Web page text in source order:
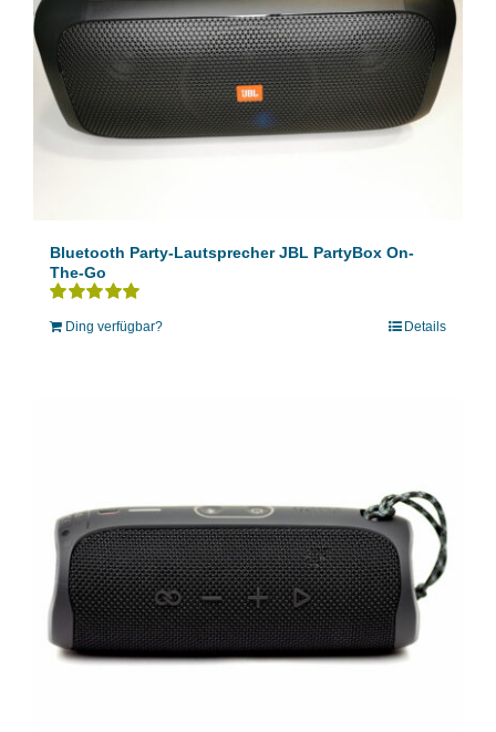
Bluetooth Party-Lautsprecher JBL PartyBox On-
The-Go
Bewertet
mit5.00von 5
Ding verfügbar? Details